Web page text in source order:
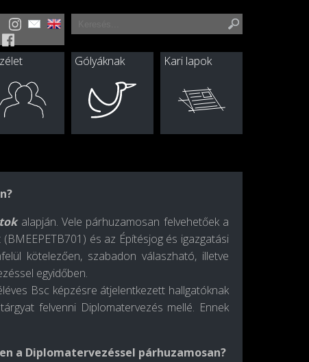
Gólyáknak Kari lapok
alapján. Vele párhuzamosan felvehetőek a
és az Építésjog és igazgatási
kötelezően, szabadon válaszható, illetve
egyidőben.
Bsc képzésre átjelentkezett hallgatóknak
felvenni Diplomatervezés mellé. Ennek
a Diplomatervezéssel párhuzamosan?